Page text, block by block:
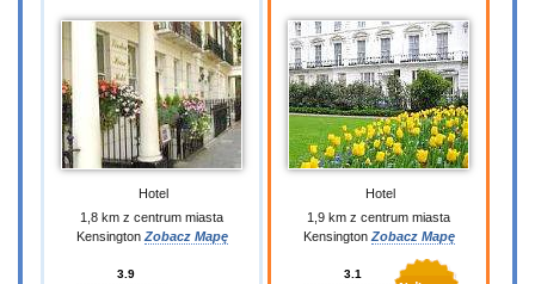
Hotel
1,8 km z centrum miasta
Kensington Zobacz Mapę
3.9
Hotel
1,9 km z centrum miasta
Kensington Zobacz Mapę
3.1